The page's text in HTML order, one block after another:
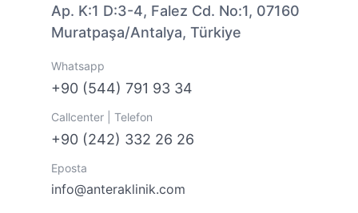
Ap. K:1 D:3-4, Falez Cd. No:1, 07160
Muratpaşa/Antalya, Türkiye
Whatsapp
+90 (544) 791 93 34
Callcenter | Telefon
+90 (242) 332 26 26
Eposta
info@anteraklinik.com